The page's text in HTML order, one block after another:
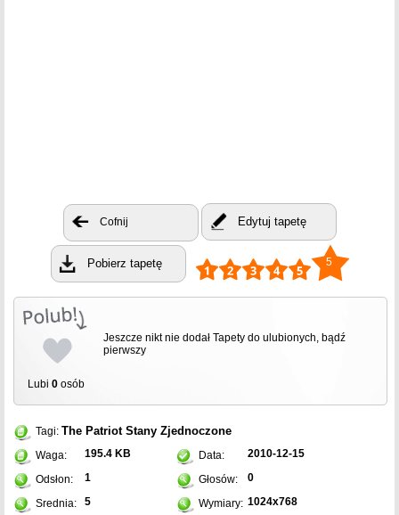
Cofnij Edytuj tapetę
Pobierz tapetę 5
Lubi 0 osób
Jeszcze nikt nie dodał Tapety do ulubionych, bądź
pierwszy
Tagi: The Patriot Stany Zjednoczone
Waga: 195.4 KB Data: 2010-12-15
Odsłon: 1 Głosów: 0
Srednia: 5 Wymiary: 1024x768